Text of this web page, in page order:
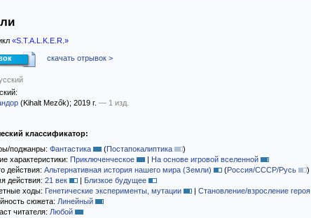
«S.T.A.L.K.E.R.»
скачать отрывок >
(Kihalt Mezők); 2019 г. — 1 изд.
классификатор:
поджанры: Фантастика (Постапокалиптика
)
характеристики: Приключенческое | На основе игровой вселенной
действия: Альтернативная история нашего мира (Земли) (Россия/СССР/Русь
)
действия: 21 век | Близкое будущее
ходы: Генетические эксперименты, мутации | Становление/взросление героя
сюжета: Линейный
читателя: Любой